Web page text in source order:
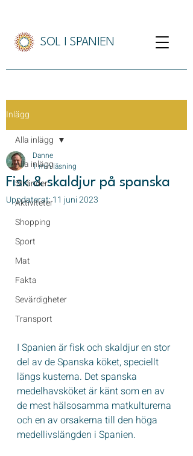
SOL I SPANIEN
Inlägg
Alla inlägg
Stränder
Aktiviteter
Shopping
Sport
Mat
Fakta
Sevärdigheter
Transport
Alla inlägg
Fisk & skaldjur på spanska
Danne
1 min läsning
Uppdaterat:11 juni 2023
I Spanien är fisk och skaldjur en stor
del av de Spanska köket, speciellt
längs kusterna. Det spanska
medelhavsköket är känt som en av
de mest hälsosamma matkulturerna
och en av orsakerna till den höga
medellivslängden i Spanien.